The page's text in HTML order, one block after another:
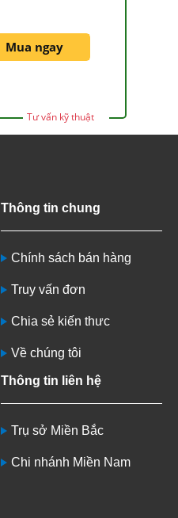
Mua ngay
Tư vấn kỹ thuật
Thông tin chung
Chính sách bán hàng
Truy vấn đơn
Chia sẻ kiến thưc
Về chúng tôi
Thông tin liên hệ
Trụ sở Miền Bắc
Chi nhánh Miền Nam